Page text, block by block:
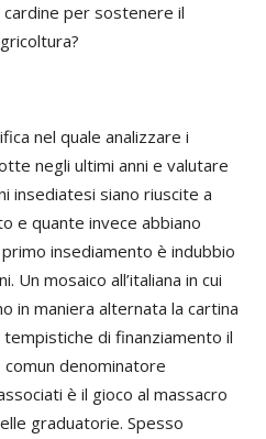
per sostenere il
nel quale analizzare i
negli ultimi anni e valutare
insediatesi siano riuscite a
e quante invece abbiano
insediamento è indubbio
Un mosaico all’italiana in cui
in maniera alternata la cartina
di finanziamento il
denominatore
è il gioco al massacro
graduatorie. Spesso